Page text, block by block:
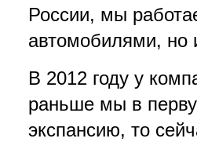
России, мы
автомобилями, но
В 2012 году у
раньше мы в
экспансию, то